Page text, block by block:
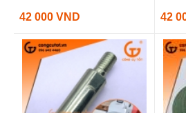
42 000 VND 42